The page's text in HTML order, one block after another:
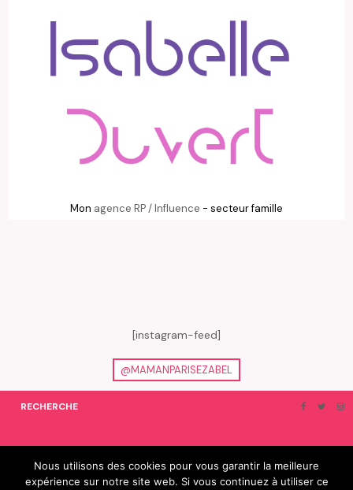
Mon agence RP / Influence - secteur famille
[instagram-feed]
@MAMANPARISEZABEL
RECHERCHE
ON EN PARLE… BLOGROLL
Nous utilisons des cookies pour vous garantir la meilleure
expérience sur notre site web. Si vous continuez à utiliser ce